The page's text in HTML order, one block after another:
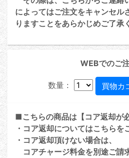
によってはご注文をキャンセル
りますことをあらかじめご了承
WEBでのご
数量：
■こちらの商品は【コア返却が
・コア返却についてはこちらを
・コア返却頂けない場合は、
コアチャージ料金を別途ご請